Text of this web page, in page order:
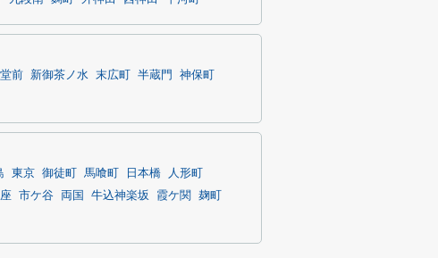
前 新御茶ノ水 末広町 半蔵門
神保町
東京 御徒町 馬喰町 日本橋
人形町
市ケ谷 両国 牛込神楽坂 霞ケ関
麹町